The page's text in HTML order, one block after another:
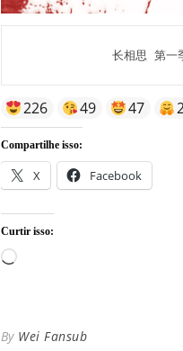
长相思 第
226 49 47
Compartilhe isso:
X Facebook
Curtir isso:
Carregando...
By Wei Fansub